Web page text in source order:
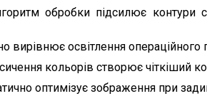
обробки підсилює
вирівнює освітлення операційного
кольорів створює чіткіший
оптимізує зображення при